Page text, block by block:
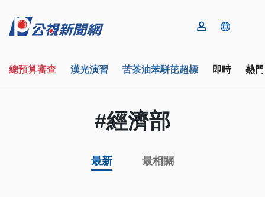
總預算審查 漢光演習 苦茶油苯駢芘超標 即時 熱
#經濟部
最新 最相關